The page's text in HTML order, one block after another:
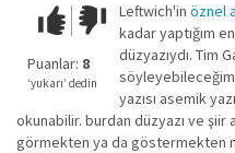
Çok iyi!O
kadar
iyi
değil!
Puanlar: 8
‘yukarı’ dedin
Leftwich'in öznel
kadar yaptığım
düzyazıydı. Tim
yazısı asemik
okunabilir. burdan düzyazı ve şiir
görmekten ya da göstermekten